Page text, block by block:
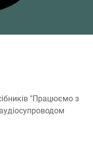
"Працюємо з